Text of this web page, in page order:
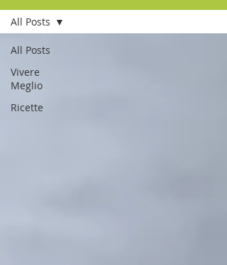
All Posts
Vivere
Meglio
Ricette
All Posts